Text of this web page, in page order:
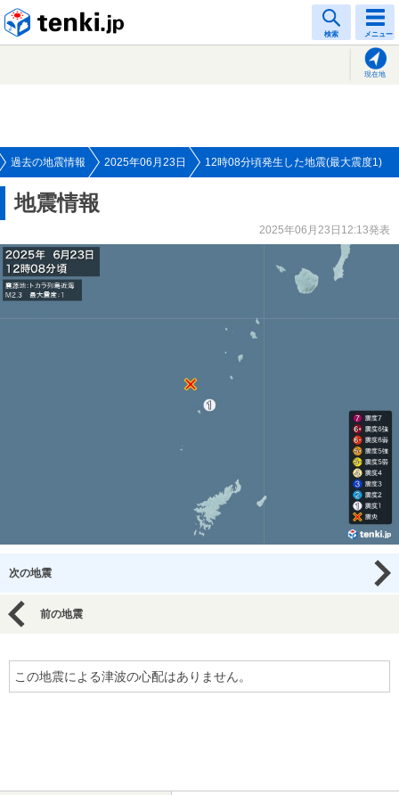
検索 メニュー
現在地
過去の地震情報 2025年06月23日 12時08分頃発生した地震(最大震度1)
地震情報
2025年06月23日12:13発表
次の地震
前の地震
この地震による津波の心配はありません。